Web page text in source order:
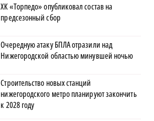
ХК «Торпедо» опубликовал состав на
предсезонный сбор
Очередную атаку БПЛА отразили над
Нижегородской областью минувшей ночью
Строительство новых станций
нижегородского метро планируют закончить
к 2028 году